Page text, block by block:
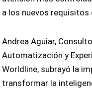
a los nuevos requisitos
Andrea Aguiar,
Automatización y
Worldline, subrayó la
transformar la